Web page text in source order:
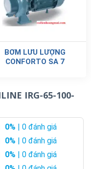
BƠM LƯU LƯỢNG
CONFORTO SA 7
IRG-65-100-
0% | 0 đánh giá
0% | 0 đánh giá
0% | 0 đánh giá